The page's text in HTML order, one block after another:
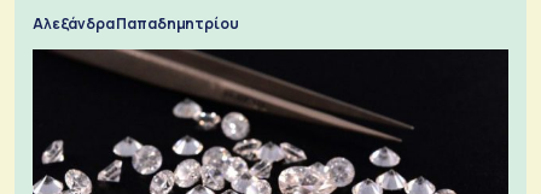
Αλεξάνδρα Παπαδημητρίου